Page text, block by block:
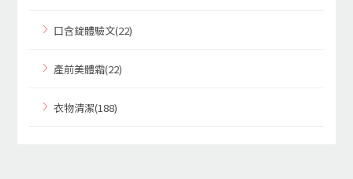
口含錠體驗文(22)
產前美體霜(22)
衣物清潔(188)